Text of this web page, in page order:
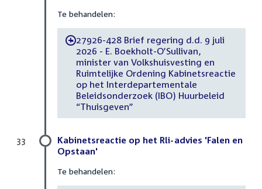
Te behandelen:
-27926-428 Brief regering d.d. 9 juli
2026 - E. Boekholt-O’Sullivan,
minister van Volkshuisvesting en
Ruimtelijke Ordening Kabinetsreactie
op het Interdepartementale
Beleidsonderzoek (IBO) Huurbeleid
“Thuisgeven”
Kabinetsreactie op het Rli-advies 'Falen en
Opstaan'
Te behandelen:
33